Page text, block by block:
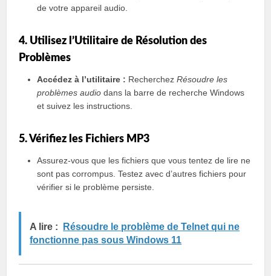
de votre appareil audio.
4. Utilisez l’Utilitaire de Résolution des
Problèmes
Accédez à l’utilitaire : RecherchezRésoudre les
problèmes audio dans la barre de recherche Windows
et suivez les instructions.
5. Vérifiez les Fichiers MP3
Assurez-vous que les fichiers que vous tentez de lire ne
sont pas corrompus. Testez avec d’autres fichiers pour
vérifier si le problème persiste.
A lire :
Résoudre le problème de Telnet qui ne
fonctionne pas sous Windows 11